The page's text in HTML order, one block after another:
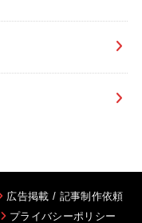
広告掲載 / 記事制作依頼
プライバシーポリシー